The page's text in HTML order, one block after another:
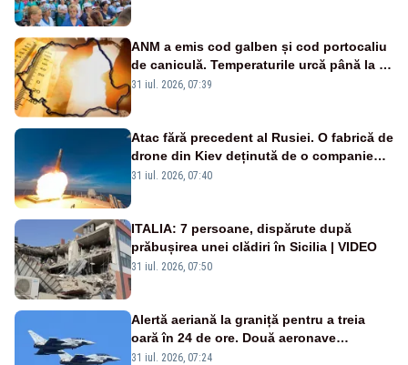
ANM a emis cod galben și cod portocaliu
de caniculă. Temperaturile urcă până la 38
de grade, iar nopțile devin tropicale
31 iul. 2026, 07:39
Atac fără precedent al Rusiei. O fabrică de
drone din Kiev deținută de o companie
americană, distrusă de o rachetă
31 iul. 2026, 07:40
ITALIA: 7 persoane, dispărute după
prăbușirea unei clădiri în Sicilia | VIDEO
31 iul. 2026, 07:50
Alertă aeriană la graniță pentru a treia
oară în 24 de ore. Două aeronave
Eurofighter britanice au fost ridicate de la
31 iul. 2026, 07:24